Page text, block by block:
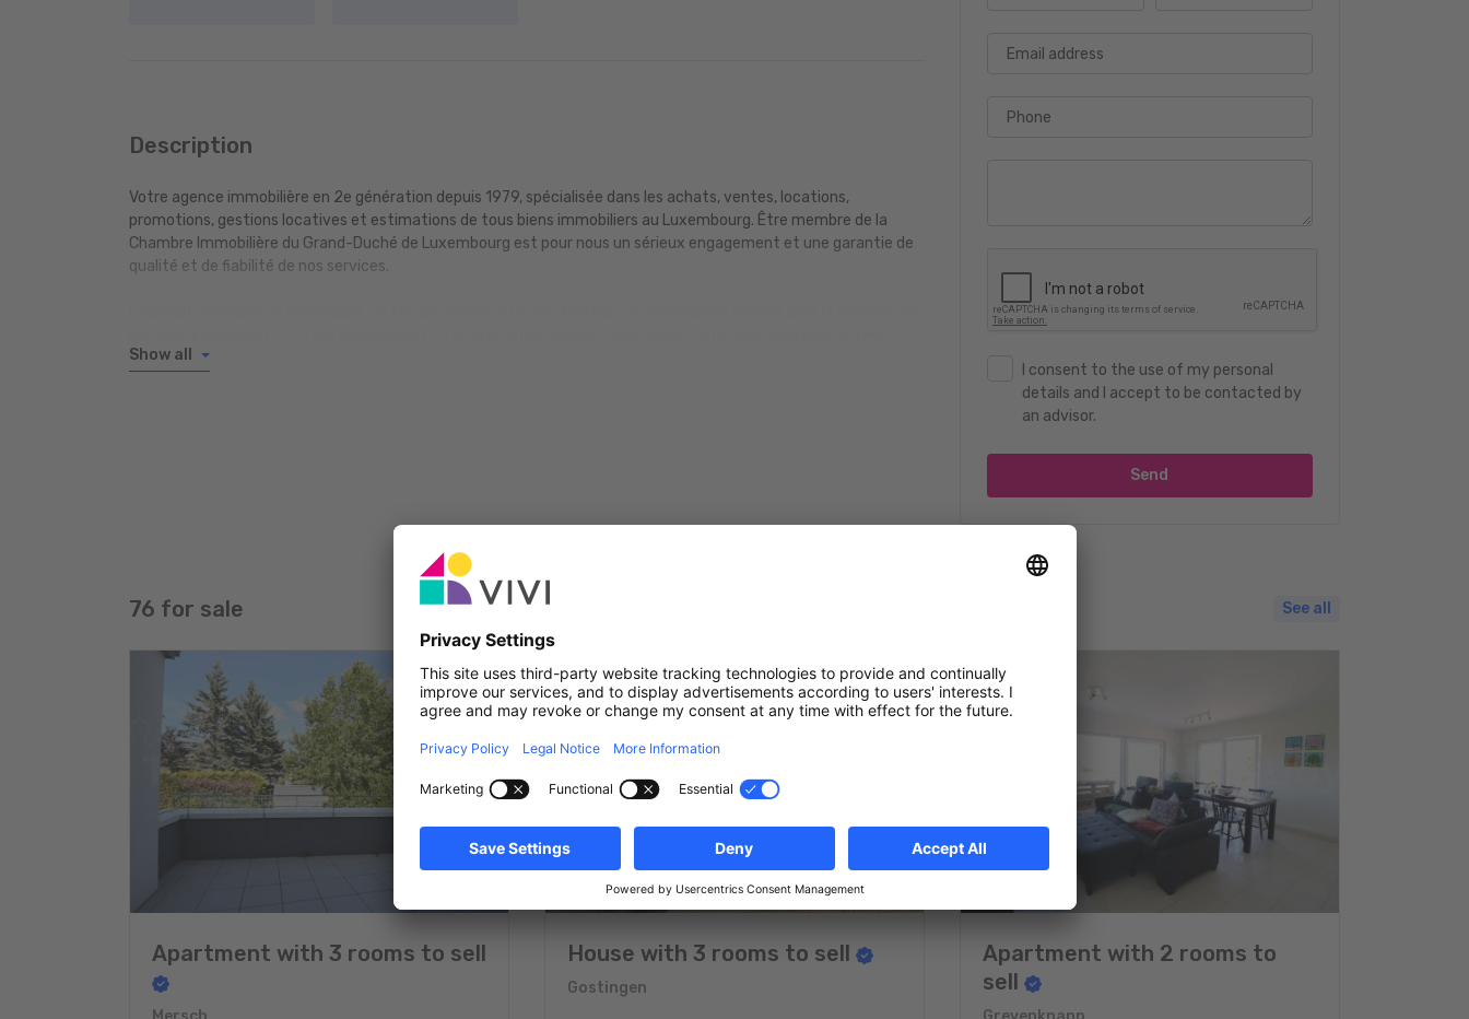
Email address
Phone
I consent to the use of my personal
details and I accept to be contacted by
an advisor.
Send
Description
Votre agence immobilière en 2e génération depuis 1979, spécialisée dans les achats, ventes, locations,
promotions, gestions locatives et estimations de tous biens immobiliers au Luxembourg. Être membre de la
Chambre Immobilière du Grand-Duché de Luxembourg est pour nous un sérieux engagement et une garantie de
qualité et de fiabilité de nos services.
l’offre la plus favorable pour votre bien et ce en toute transparence.
sans oublier notre château gonflable, tentes, remorque frigorifique et autres équipements à disposition des
clubs et associations de notre aimable clientèle.
Contactez l’agence qui ne contacte jamais les annonceurs privés et choisissez pour votre bien LE partenaire de
confiance.
A votre service.
L’équipe de l’Agence Immobilière Toussaint Abby
Show all
76 for sale See all
Apartment with 3 rooms to sell House with 3 rooms to sell
Gostingen
Apartment with 2 rooms to
sell